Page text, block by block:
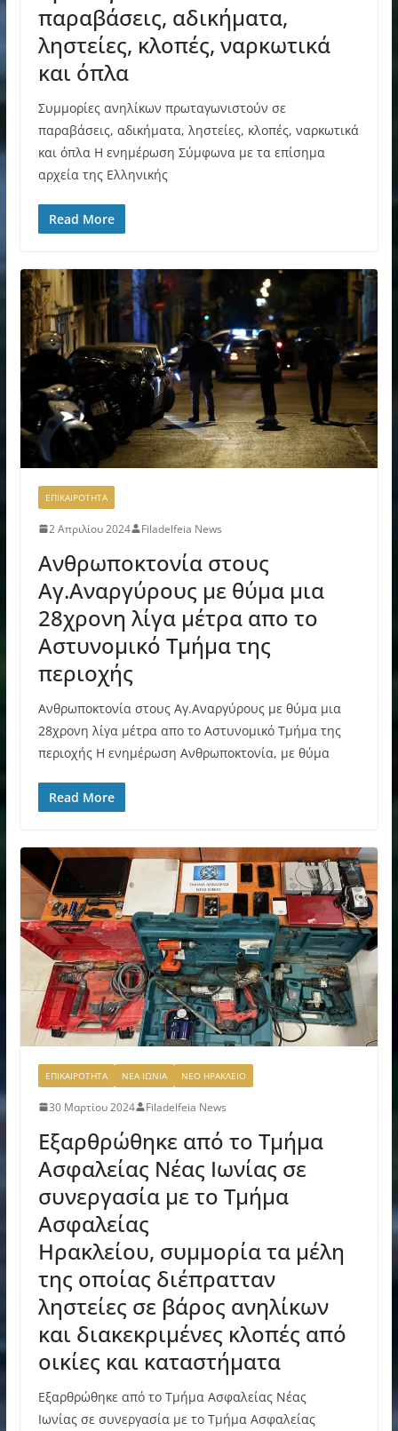
παραβάσεις, αδικήματα,
ληστείες, κλοπές, ναρκωτικά
και όπλα
Συμμορίες ανηλίκων πρωταγωνιστούν σε
παραβάσεις, αδικήματα, ληστείες, κλοπές, ναρκωτικά
και όπλα Η ενημέρωση Σύμφωνα με τα επίσημα
αρχεία της Ελληνικής
Read More
ΕΠΙΚΑΙΡΟΤΗΤΑ
2 Απριλίου 2024 Filadelfeia News
Ανθρωποκτονία στους
Αγ.Αναργύρους με θύμα μια
28χρονη λίγα μέτρα απο το
Αστυνομικό Τμήμα της
περιοχής
Ανθρωποκτονία στους Αγ.Αναργύρους με θύμα μια
28χρονη λίγα μέτρα απο το Αστυνομικό Τμήμα της
περιοχής Η ενημέρωση Ανθρωποκτονία, με θύμα
Read More
ΕΠΙΚΑΙΡΟΤΗΤΑ ΝΕΑ ΙΩΝΙΑ ΝΕΟ ΗΡΑΚΛΕΙΟ
30 Μαρτίου 2024 Filadelfeia News
Εξαρθρώθηκε από το Τμήμα
Ασφαλείας Νέας Ιωνίας σε
συνεργασία με το Τμήμα
Ασφαλείας
Ηρακλείου, συμμορία τα μέλη
της οποίας διέπρατταν
ληστείες σε βάρος ανηλίκων
και διακεκριμένες κλοπές από
οικίες και καταστήματα
Εξαρθρώθηκε από το Τμήμα Ασφαλείας Νέας
Ιωνίας σε συνεργασία με το Τμήμα Ασφαλείας